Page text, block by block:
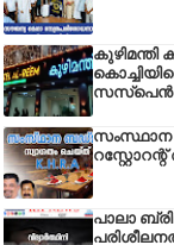
കുഴിമന്തി
സംസ്ഥാന
പാലാ